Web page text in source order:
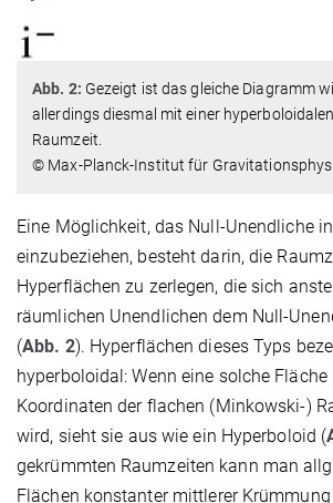
Abb. 2: Gezeigt ist das gleiche Diagramm
allerdings diesmal mit einer
Raumzeit.
© Max-Planck-Institut für
Eine Möglichkeit, das Null-Unendliche
einzubeziehen, besteht darin, die
Hyperflächen zu zerlegen, die sich
räumlichen Unendlichen dem Null-
(Abb. 2). Hyperflächen dieses Typs
hyperboloidal: Wenn eine solche
Koordinaten der flachen (Minkowski-)
wird, sieht sie aus wie ein Hyperboloid (
gekrümmten Raumzeiten kann man
Flächen konstanter mittlerer Krümmung